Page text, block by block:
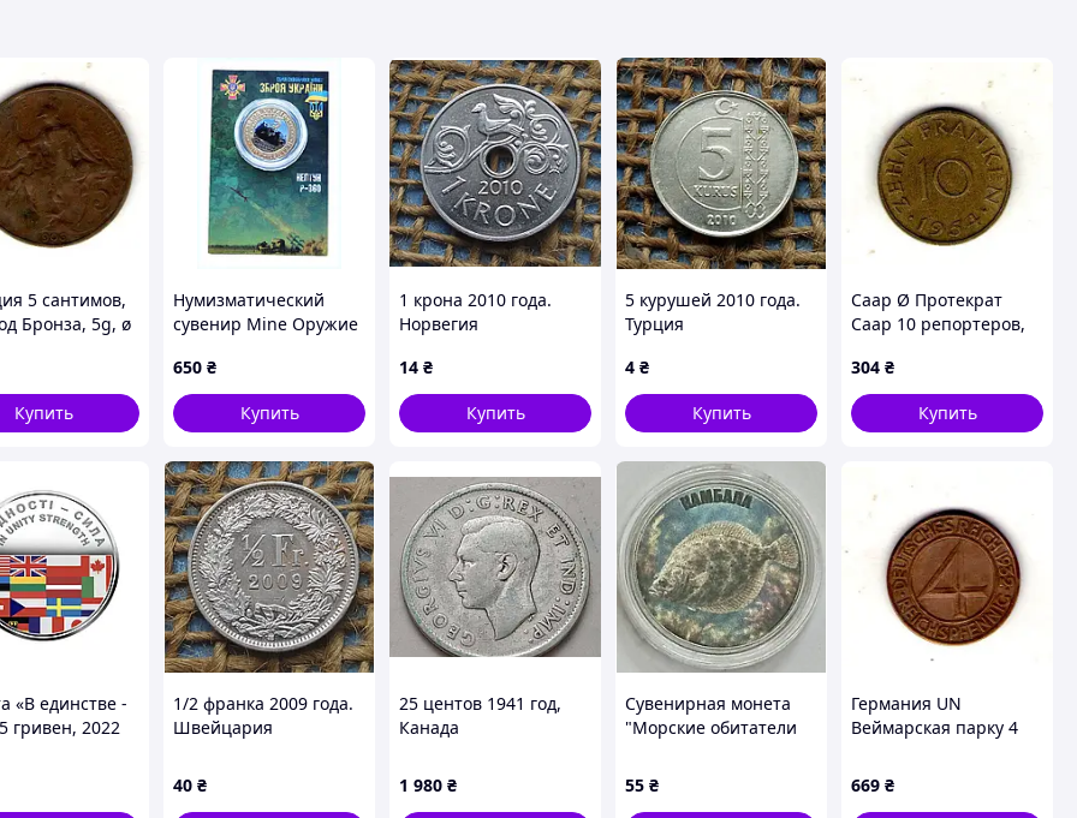
5 сантимов,
Бронза, 5g, ø
Купить
Нумизматический
сувенир Mine Оружие
латунь 76KA1E9731
650 ₴
Купить
1 крона 2010 года.
Норвегия
14 ₴
Купить
5 курушей 2010 года.
Турция
4 ₴
Купить
Саар Ø Протекрат
Саар 10 репортеров,
бронза, 3.04g, ø 20mm
No3705
304 ₴
Купить
«В единстве -
гривен, 2022
1/2 франка 2009 года.
Швейцария
40 ₴
25 центов 1941 год,
Канада
1 980 ₴
Сувенирная монета
"Морские обитатели
основе 5 копеек
Украины)
55 ₴
Германия UN
Веймарская парку 4
Бронза, 4.9g, ø
24.1mm No3609
669 ₴